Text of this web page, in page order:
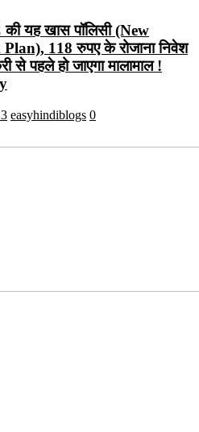
यह खास पॉलिसी (New
118 रुपए के रोजाना निवेश
से पहले हो जाएगा मालामाल !
easyhindiblogs 0